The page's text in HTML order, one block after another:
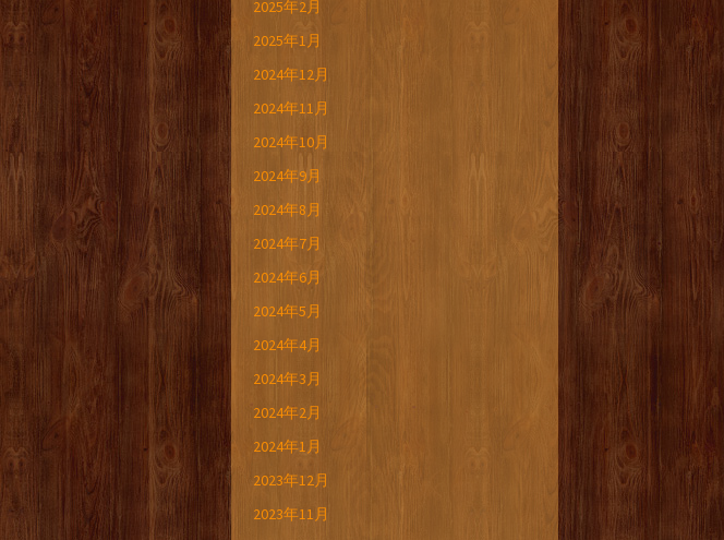
2025年2月
2025年1月
2024年12月
2024年11月
2024年10月
2024年9月
2024年8月
2024年7月
2024年6月
2024年5月
2024年4月
2024年3月
2024年2月
2024年1月
2023年12月
2023年11月